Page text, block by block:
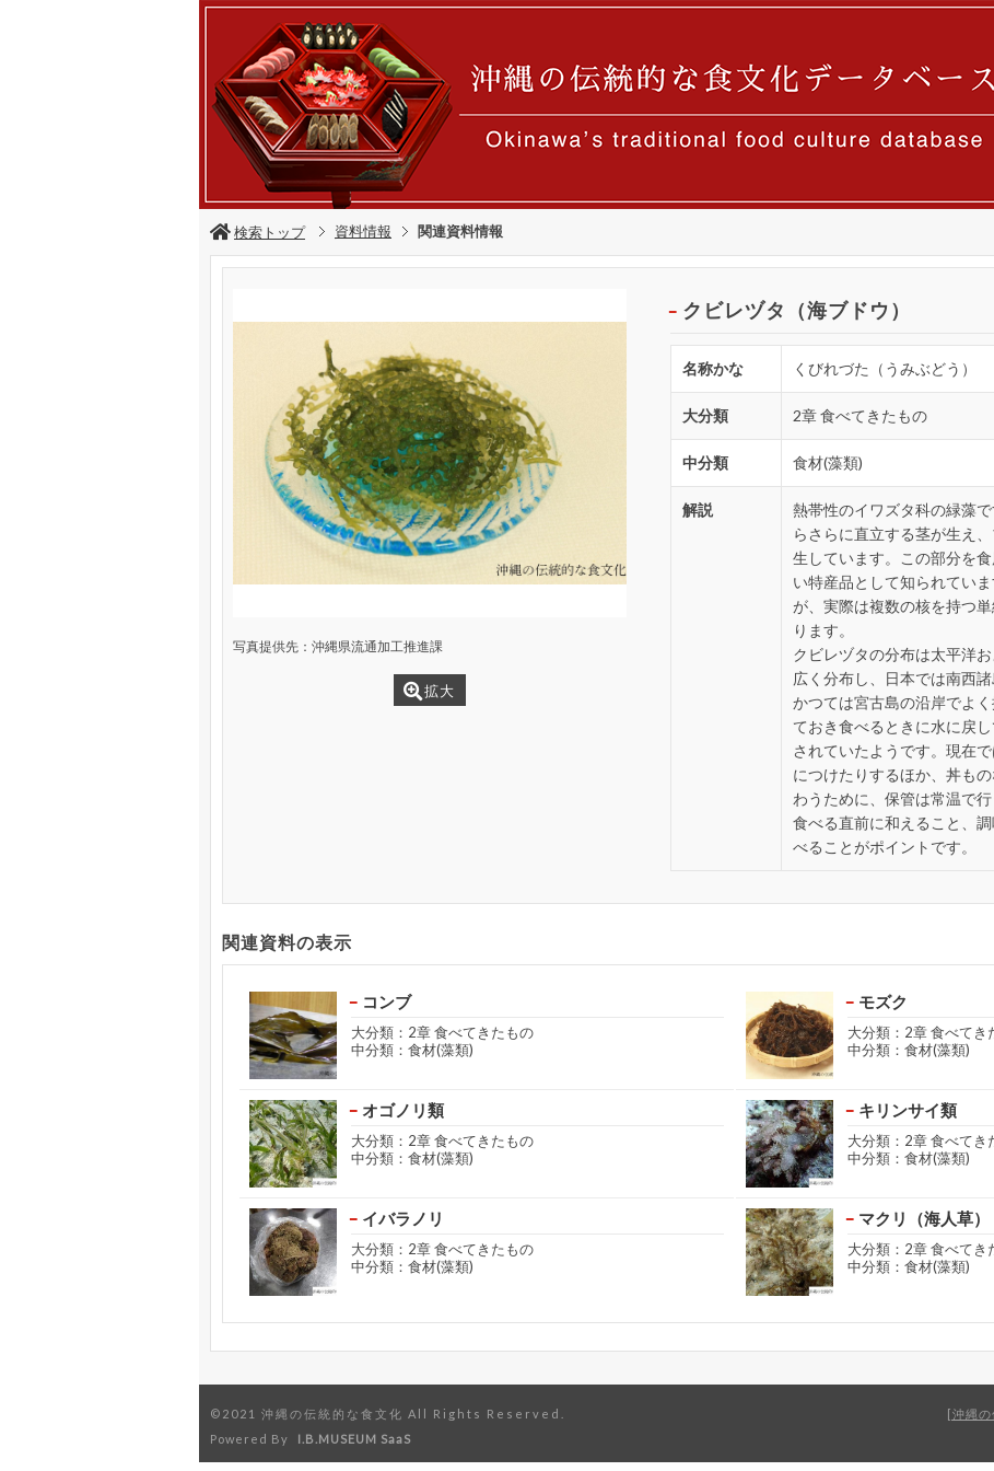
検索トップ 資料情報 関連資料情報
写真提供先：沖縄県流通加工推進課
拡大
クビレヅタ（海ブドウ）
名称かな くびれづた（うみぶどう）
大分類 2章 食べてきたもの
中分類 食材(藻類)
解説
熱帯性のイワズタ科の緑藻
らさらに直立する茎が生え
生しています。この部分を
い特産品として知られてい
が、実際は複数の核を持つ
ります。
クビレヅタの分布は太平洋
広く分布し、日本では南西
かつては宮古島の沿岸でよ
ておき食べるときに水に戻
されていたようです。現在
につけたりするほか、丼も
わうために、保管は常温で
食べる直前に和えること、
べることがポイントです。
関連資料の表示
コンブ
大分類：2章 食べてきたもの
中分類：食材(藻類)
モズク
大分類：2章 食べてき
中分類：食材(藻類)
オゴノリ類
大分類：2章 食べてきたもの
中分類：食材(藻類)
キリンサイ類
大分類：2章 食べてき
中分類：食材(藻類)
イバラノリ
大分類：2章 食べてきたもの
中分類：食材(藻類)
マクリ（海人草）
大分類：2章 食べてき
中分類：食材(藻類)
沖縄
©2021 沖縄の伝統的な食文化 All Rights Reserved.
Powered By
I.B.MUSEUM SaaS